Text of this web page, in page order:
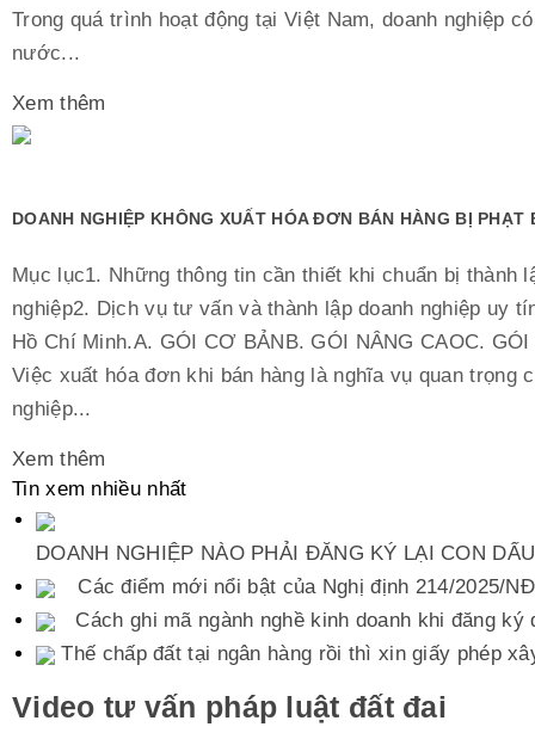
Trong quá trình hoạt động tại Việt Nam, doanh nghiệp
nước...
Xem thêm
DOANH NGHIỆP KHÔNG XUẤT HÓA ĐƠN BÁN HÀNG BỊ PHẠT
Mục lục1. Những thông tin cần thiết khi chuẩn bị thành
nghiệp2. Dịch vụ tư vấn và thành lập doanh nghiệp uy
Hồ Chí Minh.A. GÓI CƠ BẢNB. GÓI NÂNG CAOC.
Việc xuất hóa đơn khi bán hàng là nghĩa vụ quan trọng
nghiệp...
Xem thêm
Tin xem nhiều nhất
DOANH NGHIỆP NÀO PHẢI ĐĂNG KÝ LẠI CON
Các điểm mới nổi bật của Nghị định 214/2025/
Cách ghi mã ngành nghề kinh doanh khi đăng ký
Thế chấp đất tại ngân hàng rồi thì xin giấy phép
Video tư vấn pháp luật đất đai